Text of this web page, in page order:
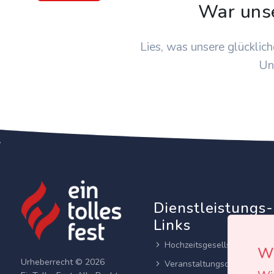
War
Lies, was unsere
Urheberrecht © 2026
Dienstleistungs-
Links
Hochzeitsgesellschaften
Veranstaltungsortes